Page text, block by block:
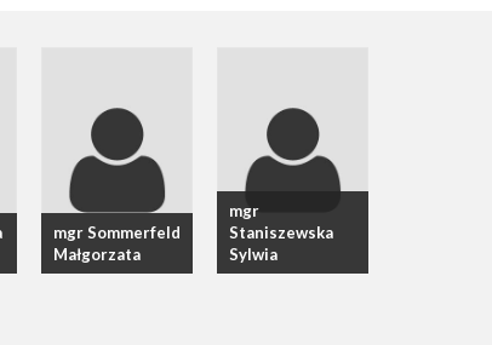
mgr Sommerfeld
Małgorzata
mgr
Staniszewska
Sylwia